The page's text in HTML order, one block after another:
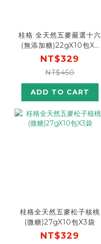
桂格 全天然五麥嚴選十六
(無添加糖)22gX10包X3
袋
NT$329
NT$450
ADD TO CART
桂格全天然五麥松子核桃
(微糖)27gX10包X3袋
NT$329